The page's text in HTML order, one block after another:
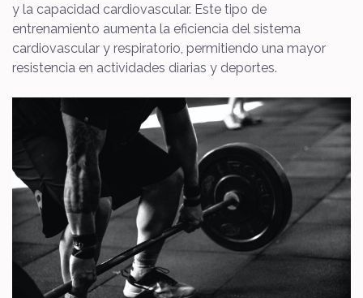
y la capacidad cardiovascular. Este tipo de
entrenamiento aumenta la eficiencia del sistema
cardiovascular y respiratorio, permitiendo una mayor
resistencia en actividades diarias y deportes.